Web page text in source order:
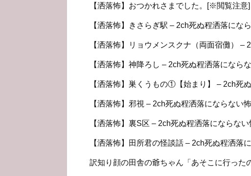
【洒落怖】おつかれさまでした。[※閲覧注意
【洒落怖】きさらぎ駅 – 2ch死ぬ程洒落にな
【洒落怖】リョウメンスクナ（両面宿儺） –
【洒落怖】神降ろし – 2ch死ぬ程洒落になら
【洒落怖】巣くうもの①【始まり】 – 2ch死
【洒落怖】邪視 – 2ch死ぬ程洒落にならない
【洒落怖】裏S区 – 2ch死ぬ程洒落にならな
【洒落怖】田所君の怪談話 – 2ch死ぬ程洒落
訳知り顔の田舎の爺ちゃん「あそこに行っ